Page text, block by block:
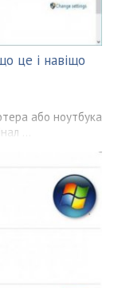
це і навіщо
або ноутбука
...